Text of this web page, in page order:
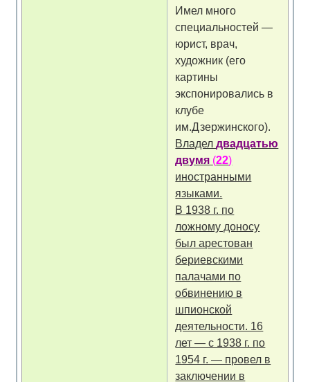
Имел много
специальностей —
юрист, врач,
художник (его
картины
экспонировались в
клубе
им.Дзержинского).
Владелдвадцатью
двумя (22)
иностранными
языками.
В 1938 г. по
ложному доносу
был арестован
бериевскими
палачами по
обвинению в
шпионской
деятельности. 16
лет — с 1938 г. по
1954 г. — провел в
заключении в